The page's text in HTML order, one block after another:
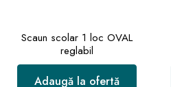
Scaun scolar 1 loc OVAL
reglabil
Adaugă la ofertă